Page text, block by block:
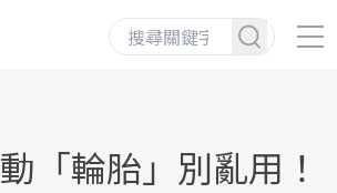
「輪胎」別亂用！